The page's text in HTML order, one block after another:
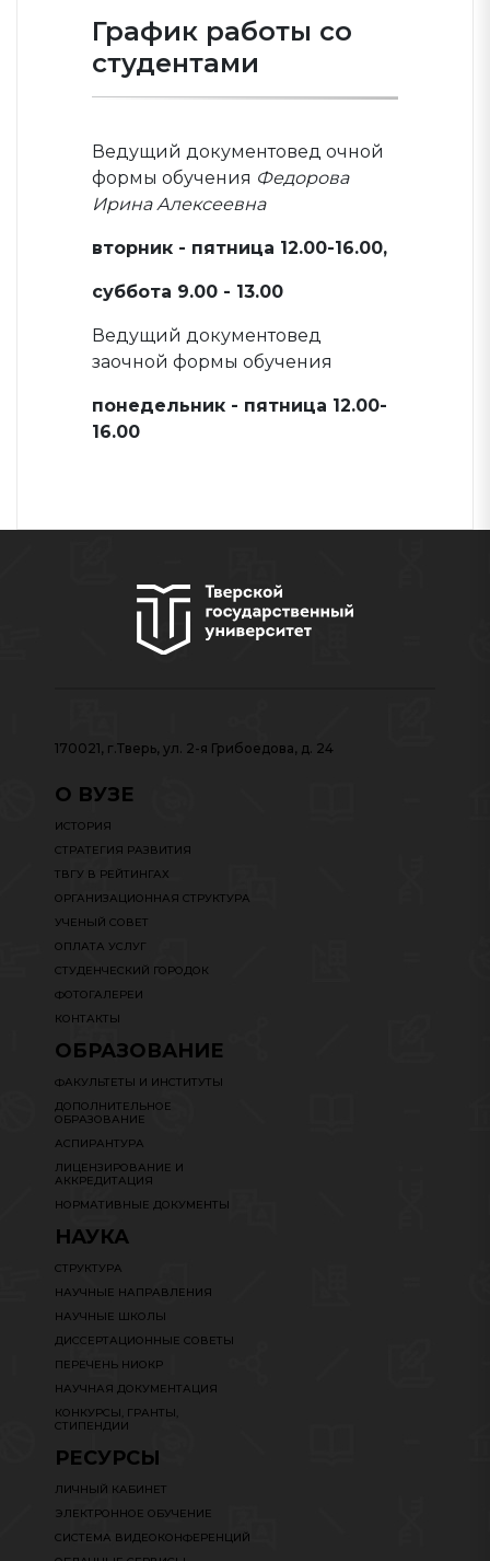
График работы со
студентами
Ведущий документовед очной
формы обучения Федорова
Ирина Алексеевна
вторник - пятница 12.00-16.00,
суббота 9.00 - 13.00
Ведущий документовед
заочной формы обучения
понедельник - пятница 12.00-
16.00
170021, г.Тверь, ул. 2-я Грибоедова, д. 24
О ВУЗЕ
ИСТОРИЯ
СТРАТЕГИЯ РАЗВИТИЯ
ТВГУ В РЕЙТИНГАХ
ОРГАНИЗАЦИОННАЯ СТРУКТУРА
УЧЕНЫЙ СОВЕТ
ОПЛАТА УСЛУГ
СТУДЕНЧЕСКИЙ ГОРОДОК
ФОТОГАЛЕРЕИ
КОНТАКТЫ
ОБРАЗОВАНИЕ
ФАКУЛЬТЕТЫ И ИНСТИТУТЫ
ДОПОЛНИТЕЛЬНОЕ
ОБРАЗОВАНИЕ
АСПИРАНТУРА
ЛИЦЕНЗИРОВАНИЕ И
АККРЕДИТАЦИЯ
НОРМАТИВНЫЕ ДОКУМЕНТЫ
НАУКА
СТРУКТУРА
НАУЧНЫЕ НАПРАВЛЕНИЯ
НАУЧНЫЕ ШКОЛЫ
ДИССЕРТАЦИОННЫЕ СОВЕТЫ
ПЕРЕЧЕНЬ НИОКР
НАУЧНАЯ ДОКУМЕНТАЦИЯ
КОНКУРСЫ, ГРАНТЫ,
СТИПЕНДИИ
РЕСУРСЫ
ЛИЧНЫЙ КАБИНЕТ
ЭЛЕКТРОННОЕ ОБУЧЕНИЕ
СИСТЕМА ВИДЕОКОНФЕРЕНЦИЙ